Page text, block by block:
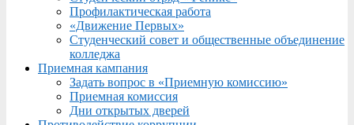
Профилактическая работа
«Движение Первых»
Студенческий совет и общественные объединение
колледжа
Приемная кампания
Задать вопрос в «Приемную комиссию»
Приемная комиссия
Дни открытых дверей